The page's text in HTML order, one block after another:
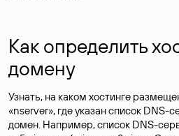
Как определить
домену
Узнать, на каком хостинге
«nserver», где указан список
домен. Например, список DNS-